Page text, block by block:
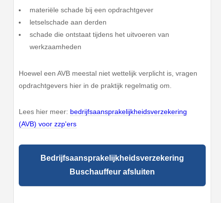
materiële schade bij een opdrachtgever
letselschade aan derden
schade die ontstaat tijdens het uitvoeren van
werkzaamheden
Hoewel een AVB meestal niet wettelijk verplicht is, vragen
opdrachtgevers hier in de praktijk regelmatig om.
Lees hier meer: bedrijfsaansprakelijkheidsverzekering
(AVB) voor zzp'ers
Bedrijfsaansprakelijkheidsverzekering
Buschauffeur afsluiten